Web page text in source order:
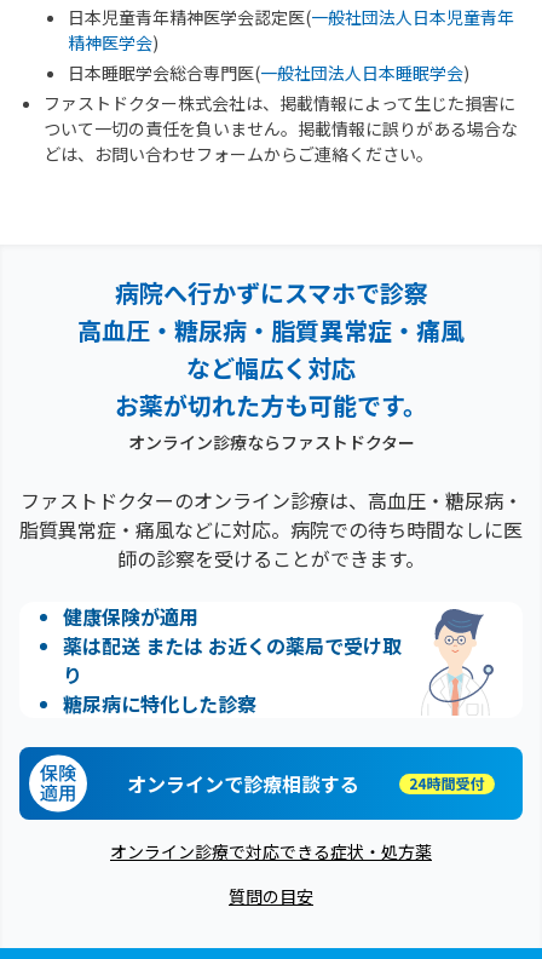
日本児童青年精神医学会認定医(一般社団法人日本児童青年
精神医学会)
日本睡眠学会総合専門医(一般社団法人日本睡眠学会)
ファストドクター株式会社は、掲載情報によって生じた損害に
ついて一切の責任を負いません。掲載情報に誤りがある場合な
どは、お問い合わせフォームからご連絡ください。
病院へ行かずにスマホで診察
高血圧・糖尿病・脂質異常症・痛風
など幅広く対応
お薬が切れた方も可能です。
オンライン診療ならファストドクター
ファストドクターのオンライン診療は、高血圧・糖尿病・
脂質異常症・痛風などに対応。病院での待ち時間なしに医
師の診察を受けることができます。
健康保険が適用
薬は配送 または お近くの薬局で受け取
り
糖尿病に特化した診察
オンラインで診療相談する
オンライン診療で対応できる症状・処方薬
質問の目安